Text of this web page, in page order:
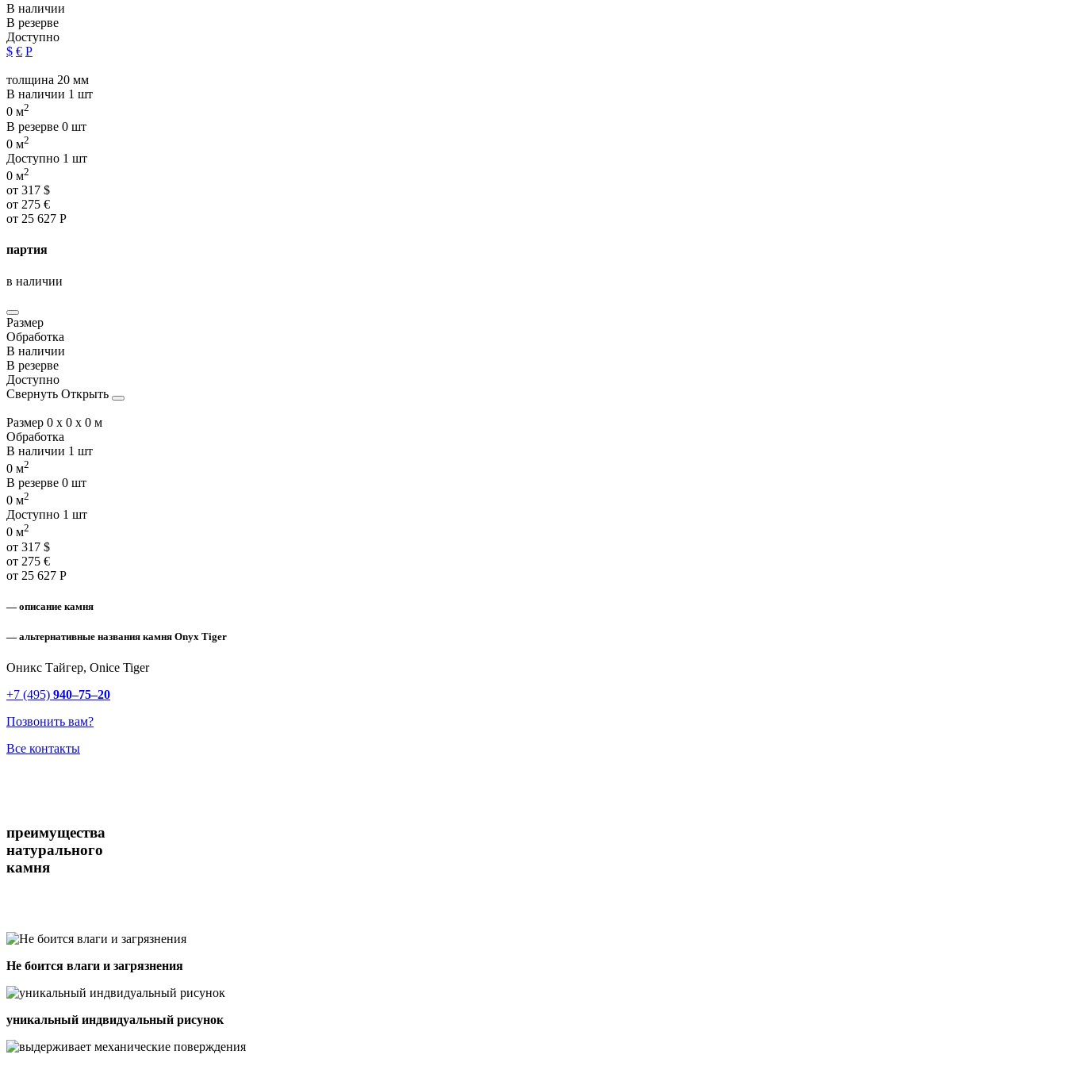
В наличии
В резерве
Доступно
$ € Р
толщина 20 мм
В наличии 1 шт
0 м2
В резерве 0 шт
0 м2
Доступно 1 шт
0 м2
от 317 $
от 275 €
от 25 627 Р
партия
в наличии
Размер
Обработка
В наличии
В резерве
Доступно
Свернуть Открыть
Размер 0 x 0 x 0 м
Обработка
В наличии 1 шт
0 м2
В резерве 0 шт
0 м2
Доступно 1 шт
0 м2
от 317 $
от 275 €
от 25 627 Р
— описание камня
— альтернативные названия камня Onyx Tiger
Оникс Тайгер, Onice Tiger
+7 (495) 940–75–20
Позвонить вам?
Все контакты
преимущества
натурального
камня
Не боится влаги и загрязнения
уникальный индвидуальный рисунок